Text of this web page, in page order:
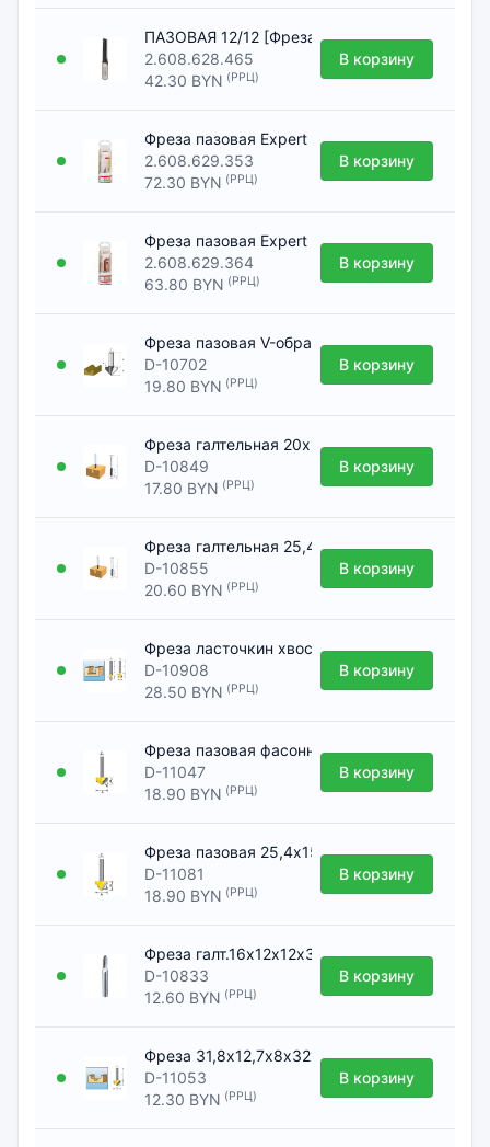
ПАЗОВАЯ 12/12 [Фреза BOSCH]
2.608.628.465
42.30 BYN (РРЦ)
В корзину
Фреза пазовая Expert S8/D3/L9,5 [Фреза
2.608.629.353
72.30 BYN (РРЦ)
В корзину
Фреза пазовая Expert S12/D10/L31,8 [Фреза
2.608.629.364
63.80 BYN (РРЦ)
В корзину
Фреза пазовая V-образная
D-10702
19.80 BYN (РРЦ)
В корзину
Фреза галтельная 20х16х12х38х2Т [Фреза
D-10849
17.80 BYN (РРЦ)
В корзину
Фреза галтельная 25,4х19х12х38х2Т [Фреза
D-10855
20.60 BYN (РРЦ)
В корзину
Фреза ласточкин хвост 14,28х12,7х8х32х2Т
D-10908
28.50 BYN (РРЦ)
В корзину
Фреза пазовая фасонная
D-11047
18.90 BYN (РРЦ)
В корзину
Фреза пазовая 25,4х15,9х12х38 [Фреза
D-11081
18.90 BYN (РРЦ)
В корзину
Фреза галт.16х12х12х38х2Т [Фреза MAKITA
D-10833
12.60 BYN (РРЦ)
В корзину
Фреза 31,8х12,7х8х32х12,7х2Т [Фреза
D-11053
12.30 BYN (РРЦ)
В корзину